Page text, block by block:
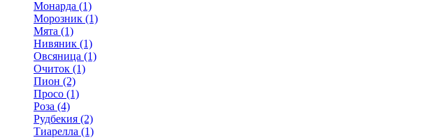
Монарда (1)
Морозник (1)
Мята (1)
Нивяник (1)
Овсяница (1)
Очиток (1)
Пион (2)
Просо (1)
Роза (4)
Рудбекия (2)
Тиарелла (1)